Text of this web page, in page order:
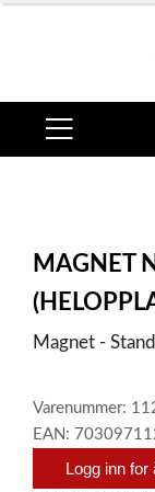
MAGNET
Magnet -
Varenummer:
EAN:
Logg inn for